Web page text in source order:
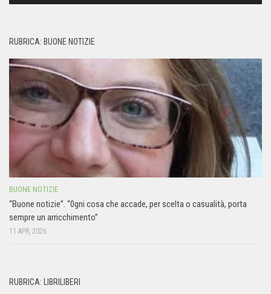
RUBRICA: BUONE NOTIZIE
BUONE NOTIZIE
“Buone notizie”. “0gni cosa che accade, per scelta o casualità, porta
sempre un arricchimento”
11 APR, 2026
RUBRICA: LIBRILIBERI